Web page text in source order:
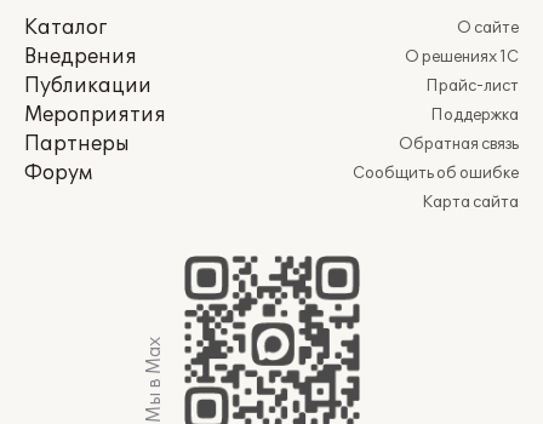
Каталог
Внедрения
Публикации
Мероприятия
Партнеры
Форум
О сайте
О решениях 1С
Прайс-лист
Поддержка
Обратная связь
Сообщить об ошибке
Карта сайта
Мы в Max